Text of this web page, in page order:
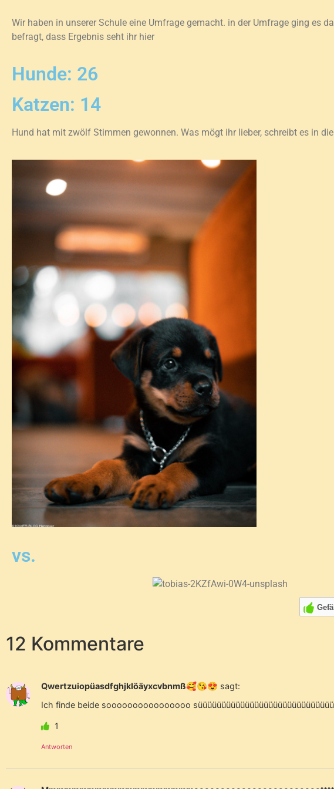
Wir haben in unserer Schule eine Umfrage gemacht. in der Umfrage ging es
befragt, dass Ergebnis seht ihr hier
Hunde: 26
Katzen: 14
Hund hat mit zwölf Stimmen gewonnen. Was mögt ihr lieber, schreibt es in
vs.
12 Kommentare
Qwertzuiopüasdfghjklöäyxcvbnmß🥰😘😍 sagt:
Ich finde beide soooooooooooooooo
1
Antworten